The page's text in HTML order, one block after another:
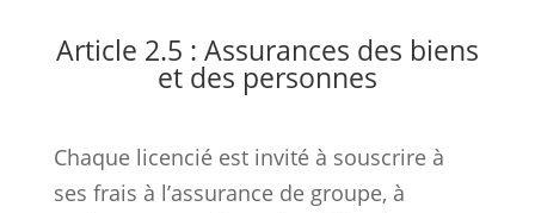
Article 2.5 : Assurances des biens
et des personnes
Chaque licencié est invité à souscrire à
ses frais à l’assurance de groupe, à